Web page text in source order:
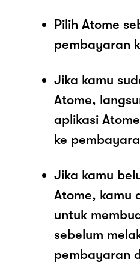
Pilih Atome
pembayaran
Jika kamu
Atome,
aplikasi
ke
Jika kamu
Atome, kamu
untuk
sebelum
pembayaran